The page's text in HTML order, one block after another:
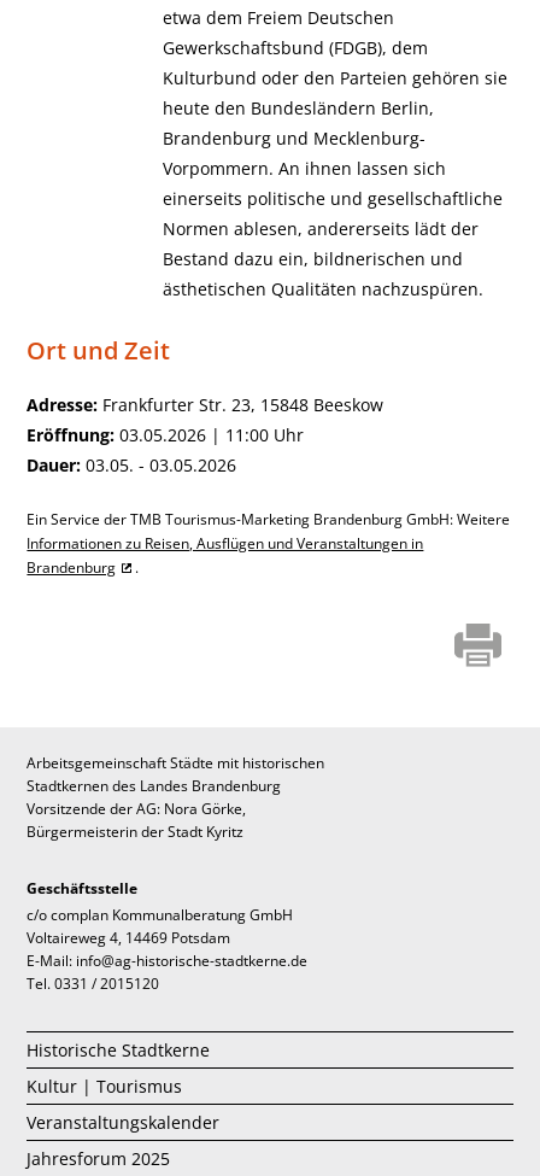
etwa dem Freiem Deutschen
Gewerkschaftsbund (FDGB), dem
Kulturbund oder den Parteien gehören sie
heute den Bundesländern Berlin,
Brandenburg und Mecklenburg-​
Vorpommern. An ihnen lassen sich
einerseits politische und gesellschaftliche
Normen ablesen, andererseits lädt der
Bestand dazu ein, bildnerischen und
ästhetischen Qualitäten nachzuspüren.
Ort und Zeit
Adresse: Frankfurter Str. 23, 15848 Beeskow
Eröffnung: 03.05.2026 | 11:00 Uhr
Dauer: 03.05. - 03.05.2026
Ein Service der TMB Tourismus-Marketing Brandenburg GmbH: Weitere
Informationen zu Reisen, Ausflügen und Veranstaltungen in
Brandenburg
.
Arbeitsgemeinschaft Städte mit historischen
Stadtkernen des Landes Brandenburg
Vorsitzende der AG: Nora Görke,
Bürgermeisterin der Stadt Kyritz
Geschäftsstelle
c/o complan Kommunalberatung GmbH
Voltaireweg 4, 14469 Potsdam
E-Mail: info@ag-historische-stadtkerne.de
Tel. 0331 / 2015120
Historische Stadtkerne
Kultur | Tourismus
Veranstaltungskalender
Jahresforum 2025